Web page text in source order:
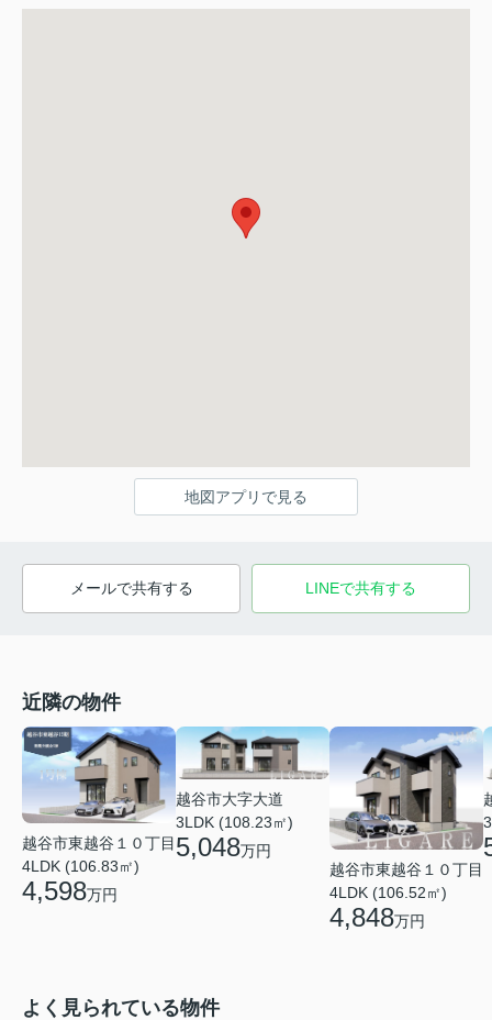
地図アプリで見る
メールで共有する LINEで共有する
近隣の物件
越谷市東越谷１０丁目
4LDK (106.83㎡)
4,598万円
越谷市大字大道
3LDK (108.23㎡)
5,048万円
越谷市東越谷１０丁目
4LDK (106.52㎡)
4,848万円
よく見られている物件